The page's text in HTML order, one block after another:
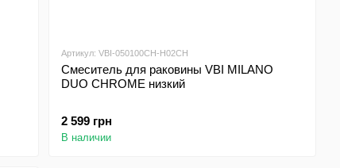
Артикул: VBI-050100CH-H02CH
Смеситель для раковины VBI MILANO
DUO CHROME низкий
2 599 грн
В наличии